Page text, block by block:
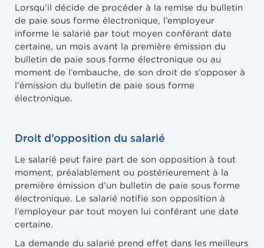
Lorsqu’il décide de procéder à la remise du bulletin
de paie sous forme électronique, l’employeur
informe le salarié par tout moyen conférant date
certaine, un mois avant la première émission du
bulletin de paie sous forme électronique ou au
moment de l’embauche, de son droit de s’opposer à
l’émission du bulletin de paie sous forme
électronique.
Droit d’opposition du salarié
Le salarié peut faire part de son opposition à tout
moment, préalablement ou postérieurement à la
première émission d’un bulletin de paie sous forme
électronique. Le salarié notifie son opposition à
l’employeur par tout moyen lui conférant une date
certaine.
La demande du salarié prend effet dans les meilleurs